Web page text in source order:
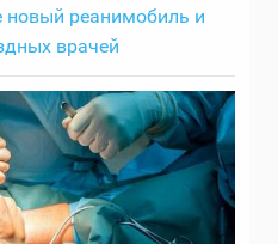
новый реанимобиль и
врачей